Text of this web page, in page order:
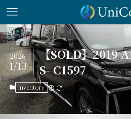
【SOLD】2019
S- C1597
2026
1/13
inventory